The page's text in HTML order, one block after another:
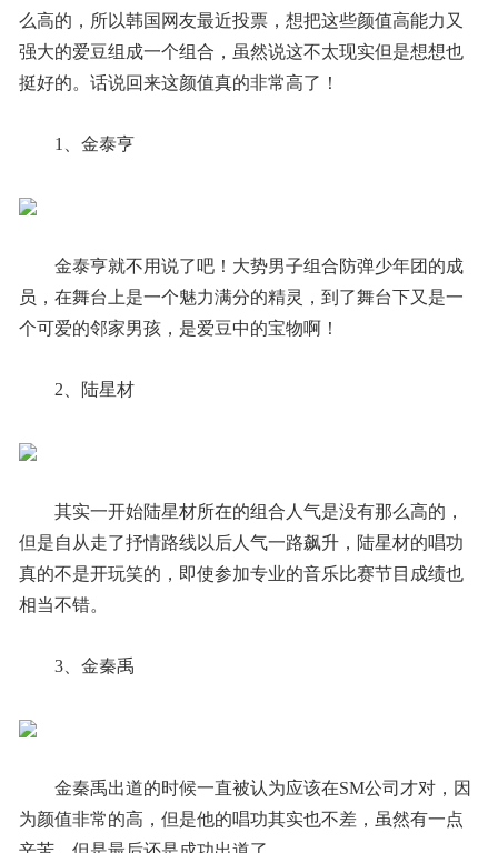
么高的，所以韩国网友最近投票，想把这些颜值高能力又
强大的爱豆组成一个组合，虽然说这不太现实但是想想也
挺好的。话说回来这颜值真的非常高了！
1、金泰亨
金泰亨就不用说了吧！大势男子组合防弹少年团的成
员，在舞台上是一个魅力满分的精灵，到了舞台下又是一
个可爱的邻家男孩，是爱豆中的宝物啊！
2、陆星材
其实一开始陆星材所在的组合人气是没有那么高的，
但是自从走了抒情路线以后人气一路飙升，陆星材的唱功
真的不是开玩笑的，即使参加专业的音乐比赛节目成绩也
相当不错。
3、金秦禹
金秦禹出道的时候一直被认为应该在SM公司才对，因
为颜值非常的高，但是他的唱功其实也不差，虽然有一点